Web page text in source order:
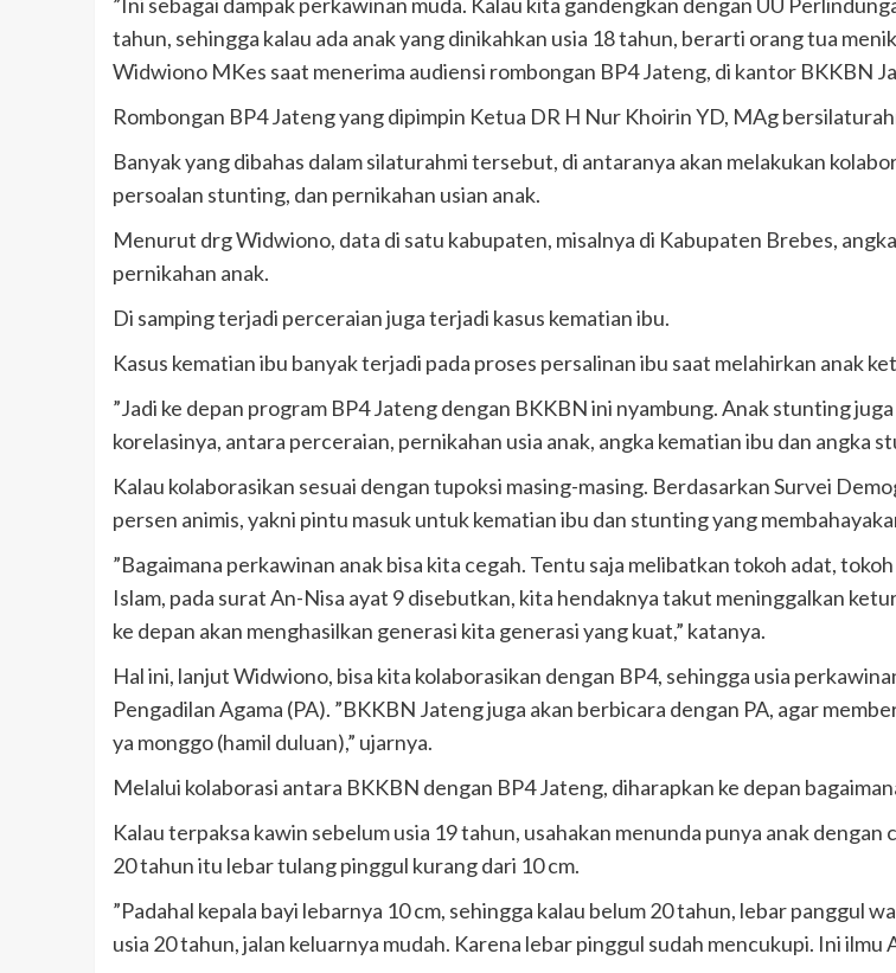
tahun, sehingga kalau ada anak yang dinikahkan usia 18 tahun, berarti orang tua
Widwiono MKes saat menerima audiensi rombongan BP4 Jateng, di kantor BKKBN
Rombongan BP4 Jateng yang dipimpin Ketua DR H Nur Khoirin YD, MAg
Banyak yang dibahas dalam silaturahmi tersebut, di antaranya akan melakukan
persoalan stunting, dan pernikahan usian anak.
Menurut drg Widwiono, data di satu kabupaten, misalnya di Kabupaten Brebes,
pernikahan anak.
Di samping terjadi perceraian juga terjadi kasus kematian ibu.
Kasus kematian ibu banyak terjadi pada proses persalinan ibu saat melahirkan anak
”Jadi ke depan program BP4 Jateng dengan BKKBN ini nyambung. Anak stunting
korelasinya, antara perceraian, pernikahan usia anak, angka kematian ibu dan angka
Kalau kolaborasikan sesuai dengan tupoksi masing-masing. Berdasarkan Survei
persen animis, yakni pintu masuk untuk kematian ibu dan stunting yang
”Bagaimana perkawinan anak bisa kita cegah. Tentu saja melibatkan tokoh adat,
Islam, pada surat An-Nisa ayat 9 disebutkan, kita hendaknya takut meninggalkan
ke depan akan menghasilkan generasi kita generasi yang kuat,” katanya.
Hal ini, lanjut Widwiono, bisa kita kolaborasikan dengan BP4, sehingga usia
Pengadilan Agama (PA). ”BKKBN Jateng juga akan berbicara dengan PA, agar
ya monggo (hamil duluan),” ujarnya.
Melalui kolaborasi antara BKKBN dengan BP4 Jateng, diharapkan ke depan
Kalau terpaksa kawin sebelum usia 19 tahun, usahakan menunda punya anak
20 tahun itu lebar tulang pinggul kurang dari 10 cm.
”Padahal kepala bayi lebarnya 10 cm, sehingga kalau belum 20 tahun, lebar panggul
usia 20 tahun, jalan keluarnya mudah. Karena lebar pinggul sudah mencukupi. Ini ilmu